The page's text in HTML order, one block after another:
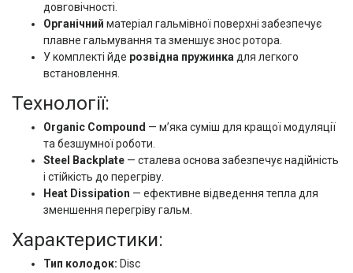
довговічності.
Органічний матеріал гальмівної поверхні забезпечує
плавне гальмування та зменшує знос ротора.
У комплекті йде розвідна пружинка для легкого
встановлення.
Технології:
Organic Compound — м’яка суміш для кращої модуляції
та безшумної роботи.
Steel Backplate — сталева основа забезпечує надійність
і стійкість до перегріву.
Heat Dissipation — ефективне відведення тепла для
зменшення перегріву гальм.
Характеристики:
Тип колодок: Disc